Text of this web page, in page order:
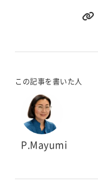
この記事を書いた人
P.Mayumi